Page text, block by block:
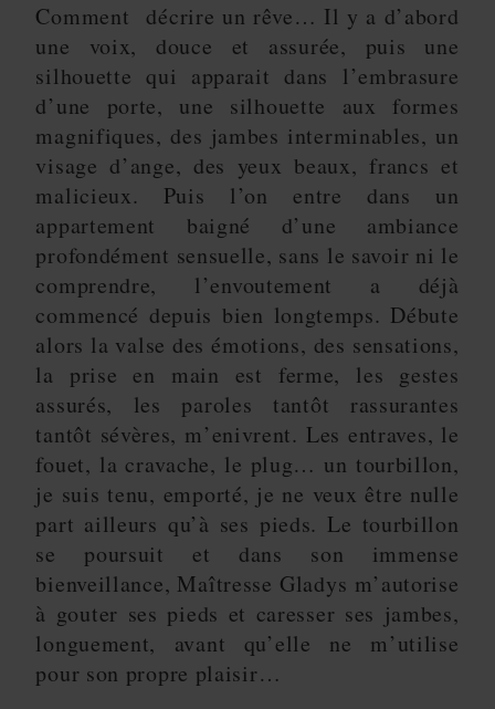
Comment décrire un rêve… Il y a d’abord
une voix, douce et assurée, puis une
silhouette qui apparait dans l’embrasure
d’une porte, une silhouette aux formes
magnifiques, des jambes interminables, un
visage d’ange, des yeux beaux, francs et
malicieux. Puis l’on entre dans un
appartement baigné d’une ambiance
profondément sensuelle, sans le savoir ni le
comprendre, l’envoutement a déjà
commencé depuis bien longtemps. Débute
alors la valse des émotions, des sensations,
la prise en main est ferme, les gestes
assurés, les paroles tantôt rassurantes
tantôt sévères, m’enivrent. Les entraves, le
fouet, la cravache, le plug… un tourbillon,
je suis tenu, emporté, je ne veux être nulle
part ailleurs qu’à ses pieds. Le tourbillon
se poursuit et dans son immense
bienveillance, Maîtresse Gladys m’autorise
à gouter ses pieds et caresser ses jambes,
longuement, avant qu’elle ne m’utilise
pour son propre plaisir…